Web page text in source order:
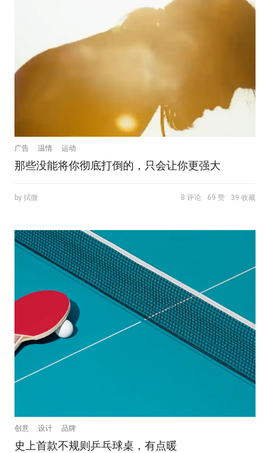
广告 温情 运动
那些没能将你彻底打倒的，只会让你更强大
by 拭微 8 评论 69 赞 39 收藏
创意 设计 品牌
史上首款不规则乒乓球桌，有点暖